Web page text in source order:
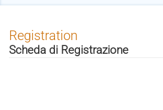
Registration
Scheda di Registrazione